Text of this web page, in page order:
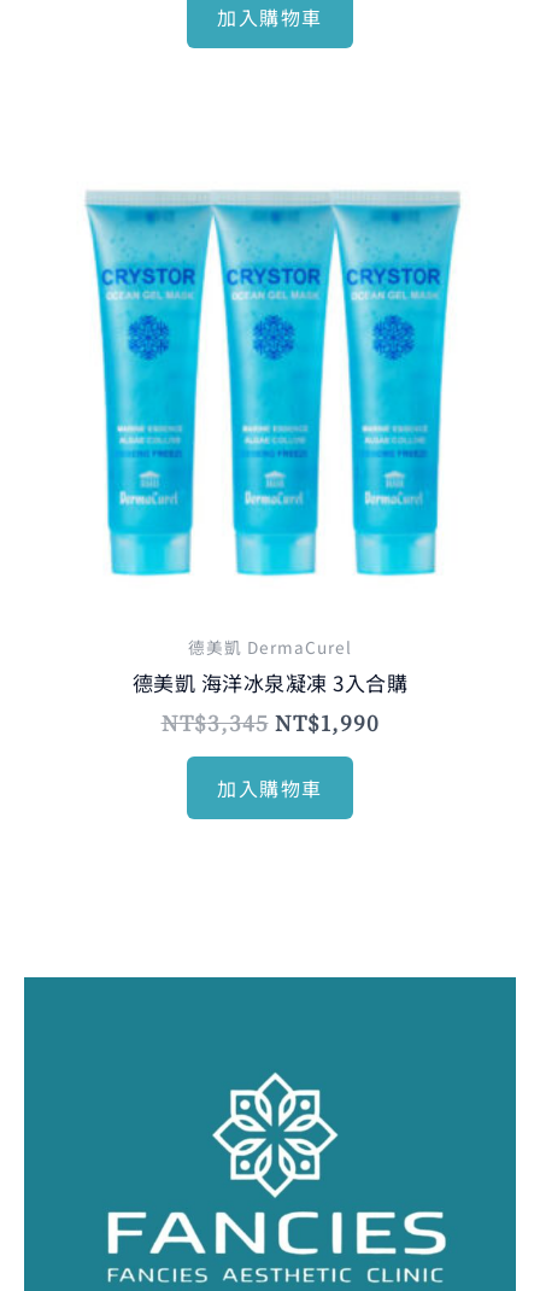
加入購物車
德美凱 DermaCurel
德美凱 海洋冰泉凝凍 3入合購
NT$3,345
價
格：
NT$3,345。
NT$1,990
價
格：
NT$1,990。
加入購物車